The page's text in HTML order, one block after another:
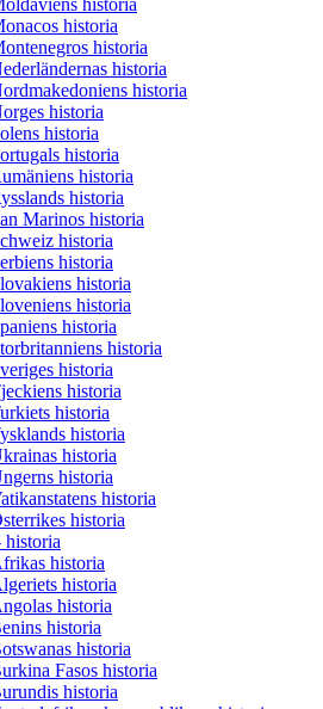
historia
historia
historia
historia
historia
historia
historia
historia
historia
Marinos historia
historia
historia
historia
historia
historia
historia
historia
historia
historia
historia
historia
historia
historia
historia
historia
historia
historia
historia
historia
Fasos historia
historia